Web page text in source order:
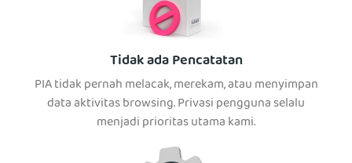
Tidak ada Pencatatan
PIA tidak pernah melacak, merekam, atau menyimpan
data aktivitas browsing. Privasi pengguna selalu
menjadi prioritas utama kami.